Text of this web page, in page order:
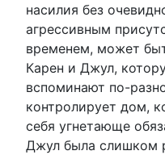
насилия без
агрессивным
временем, может
Карен и Джул,
вспоминают по-
контролирует дом,
себя угнетающе
Джул была слишком